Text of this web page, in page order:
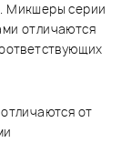
Микшеры серии
отличаются
от